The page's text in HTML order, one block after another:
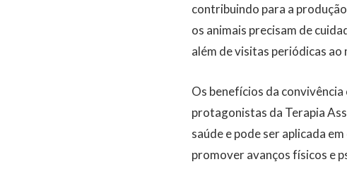
contribuindo para a
os animais precisam de
além de visitas periódicas
Os benefícios da convivência
protagonistas da Terapia
saúde e pode ser aplicada
promover avanços físicos e